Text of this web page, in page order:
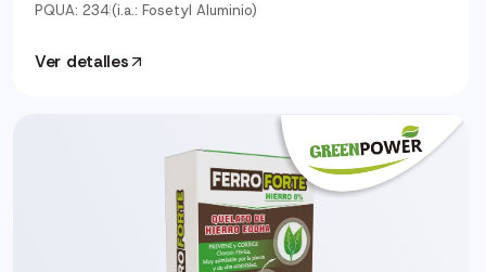
PQUA: 234|(i.a.: Fosetyl Aluminio)
Ver detalles